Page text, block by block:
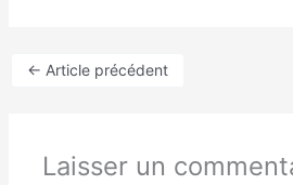
← Article précédent
Laisser un